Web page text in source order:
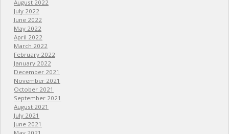
August 2022
July 2022
June 2022
May 2022
April 2022
March 2022
February 2022
January 2022
December 2021
November 2021
October 2021
September 2021
August 2021
July 2021
June 2021